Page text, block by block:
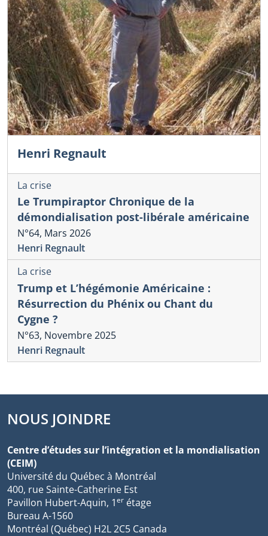
Henri Regnault
La crise
Le Trumpiraptor Chronique de la
démondialisation post-libérale américaine
N°64, Mars 2026
Henri Regnault
La crise
Trump et L’hégémonie Américaine :
Résurrection du Phénix ou Chant du
Cygne ?
N°63, Novembre 2025
Henri Regnault
NOUS JOINDRE
Centre d’études sur l’intégration et la mondialisation
(CEIM)
Université du Québec à Montréal
400, rue Sainte-Catherine Est
Pavillon Hubert-Aquin, 1er étage
Bureau A-1560
Montréal (Québec) H2L 2C5 Canada